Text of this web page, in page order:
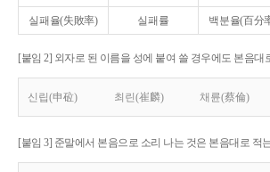
실패율(失敗率) 실패률 백분율(百分
[붙임 2] 외자로 된 이름을 성에 붙여 쓸 경우에도 본음대
신립(申砬) 최린(崔麟) 채륜(蔡倫)
[붙임 3] 준말에서 본음으로 소리 나는 것은 본음대로 적